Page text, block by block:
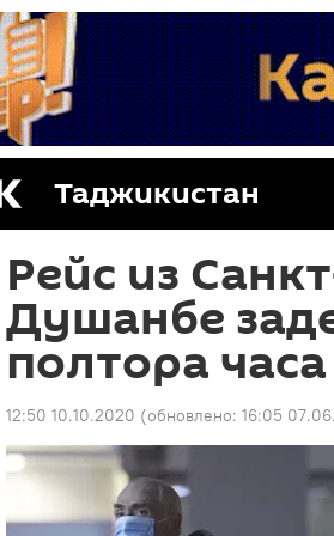
Таджикистан
Рейс из
Душанбе
полтора часа
12:50 10.10.2020 (обновлено: 16:05